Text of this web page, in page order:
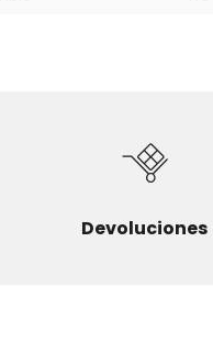
Devoluciones